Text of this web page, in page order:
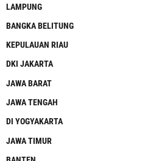
LAMPUNG
BANGKA BELITUNG
KEPULAUAN RIAU
DKI JAKARTA
JAWA BARAT
JAWA TENGAH
DI YOGYAKARTA
JAWA TIMUR